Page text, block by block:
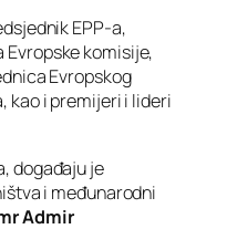
EPP-a,
komisije,
Evropskog
kao i premijeri i lideri
događaju je
i međunarodni
Admir